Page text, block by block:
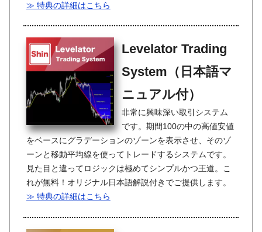
≫ 特典の詳細はこちら
Levelator Trading
System（日本語マ
ニュアル付）
非常に興味深い取引システム
です。期間100の中の高値安値
をベースにグラデーションのゾーンを表示させ、そのゾ
ーンと移動平均線を使ってトレードするシステムです。
見た目と違ってロジックは極めてシンプルかつ王道。こ
れが無料！オリジナル日本語解説付きでご提供します。
≫ 特典の詳細はこちら